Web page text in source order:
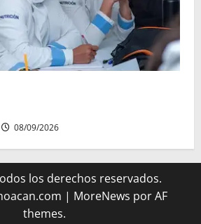
08/09/2026
los derechos reservados.
| MoreNews por AF
themes.